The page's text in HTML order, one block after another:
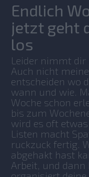
Endlich
jetzt geht
los
Leider nimmt dir
Auch nicht
entscheiden wo
wann und wie.
Woche schon
bis zum
wird es oft
Listen macht
ruckzuck fertig.
abgehakt hast
Arbeit, und